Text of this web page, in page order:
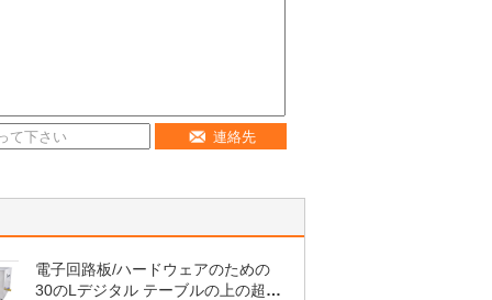
連絡先
電子回路板/ハードウェアのための
30のLデジタル テーブルの上の超音